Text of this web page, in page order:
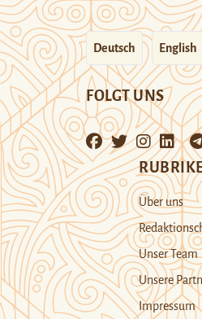
Deutsch English
FOLGT UNS
Über uns
Unser Team
Unsere
Impressum